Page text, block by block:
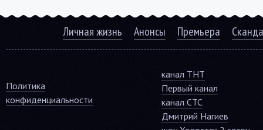
Личная жизнь Анонсы Премьера
Политика
конфиденциальности
канал ТНТ
Первый канал
канал СТС
Дмитрий Нагиев